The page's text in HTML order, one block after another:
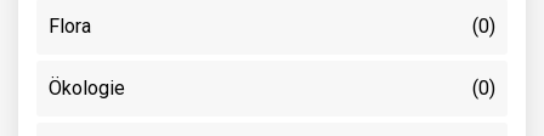
Flora (0)
Ökologie (0)